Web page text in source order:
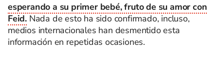
esperando a su primer bebé, fruto de su amor con
Feid. Nada de esto ha sido confirmado, incluso,
medios internacionales han desmentido esta
información en repetidas ocasiones.